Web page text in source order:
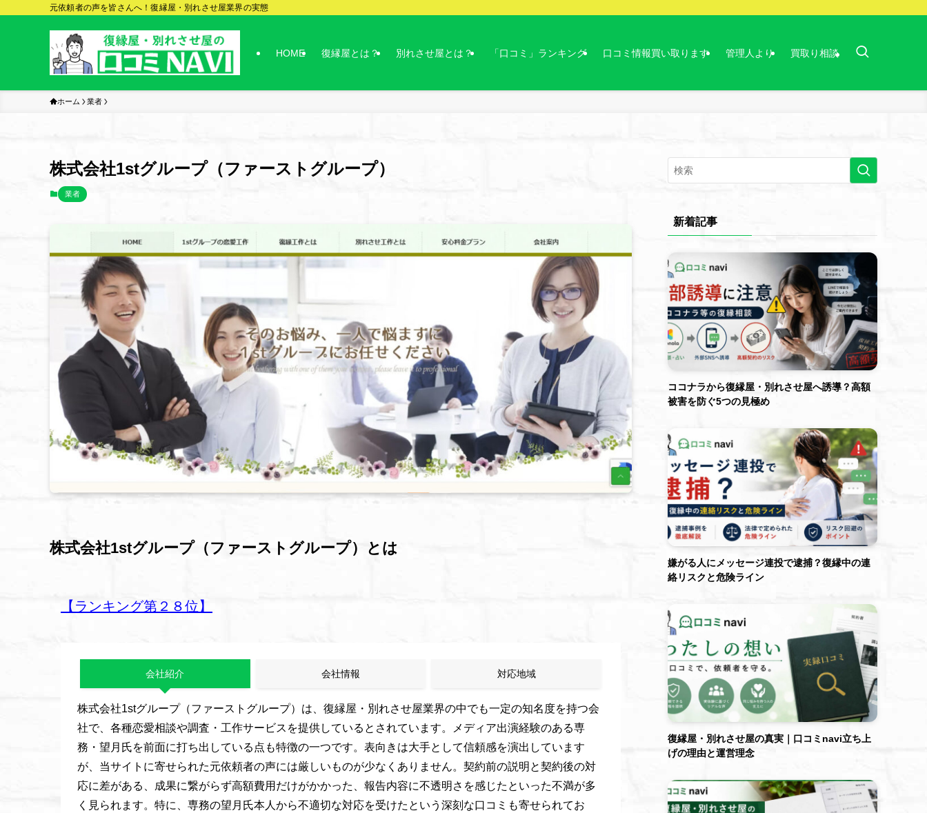
元依頼者の声を皆さんへ！復縁屋・別れさせ屋業界の実態
HOME 復縁屋とは？ 別れさせ屋とは？ 「口コミ」ランキング 口コミ情報買い取ります 管理人より 買取り相談
ホーム 業者
株式会社1stグループ（ファーストグループ）
業者
株式会社1stグループ（ファーストグループ）とは
【ランキング第２８位】
会社紹介 会社情報 対応地域
株式会社1stグループ（ファーストグループ）は、復縁屋・別れさせ屋業界の中でも一定の知名度を持つ会
社で、各種恋愛相談や調査・工作サービスを提供しているとされています。メディア出演経験のある専
務・望月氏を前面に打ち出している点も特徴の一つです。表向きは大手として信頼感を演出しています
が、当サイトに寄せられた元依頼者の声には厳しいものが少なくありません。契約前の説明と契約後の対
応に差がある、成果に繋がらず高額費用だけがかかった、報告内容に不透明さを感じたといった不満が多
く見られます。特に、専務の望月氏本人から不適切な対応を受けたという深刻な口コミも寄せられてお
新着記事
ココナラから復縁屋・別れさせ屋へ誘導？高額
被害を防ぐ5つの見極め
嫌がる人にメッセージ連投で逮捕？復縁中の連
絡リスクと危険ライン
復縁屋・別れさせ屋の真実｜口コミnavi立ち上
げの理由と運営理念